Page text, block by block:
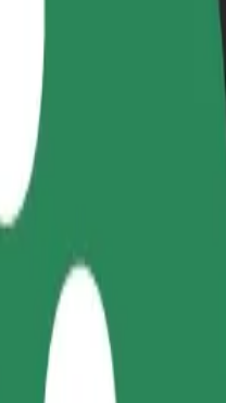
და გამოიმუშვე
და